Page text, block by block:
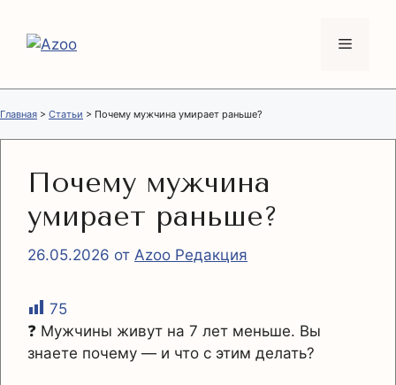
содержимому
Меню
Главная > Статьи > Почему мужчина умирает раньше?
Почему мужчина
умирает раньше?
26.05.2026 от Azoo Редакция
75
❓ Мужчины живут на 7 лет меньше. Вы
знаете почему — и что с этим делать?